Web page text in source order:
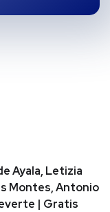
Ayala, Letizia
Montes, Antonio
| Gratis